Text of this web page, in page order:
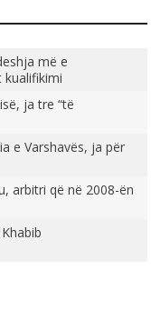
më e
kualifikimi
ja tre “të
e Varshavës, ja për
arbitri që në 2008-ën